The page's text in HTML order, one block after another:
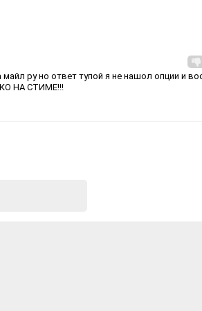
ру но ответ тупой я не нашол опции и
НА СТИМЕ!!!